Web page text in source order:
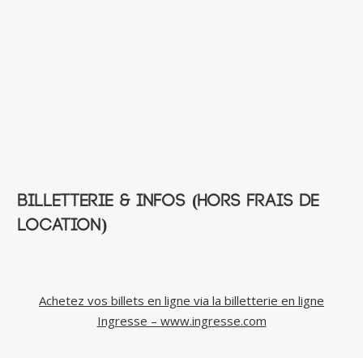
Billetterie & infos (hors frais de
location)
Achetez vos billets en ligne via la billetterie en ligne
Ingresse – www.ingresse.com